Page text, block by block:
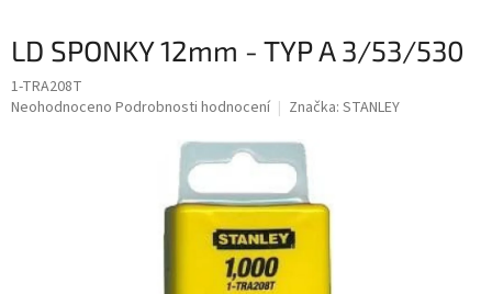
LD SPONKY 12mm - TYP A 3/53/530
1-TRA208T
Průměrné
Neohodnoceno Podrobnosti hodnocení Značka: STANLEY